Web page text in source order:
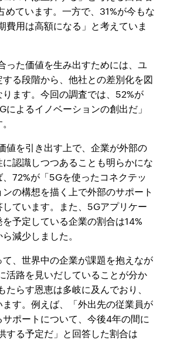
めています。一方で、31%が今もな
費用は高額になる」と考えていま
った価値を生み出すためには、ユ
る段階から、他社との差別化を図
ます。今回の調査では、52%が
によるイノベーションの創出だ」
値を引き出す上で、企業が外部の
認識しつつあることも明らかにな
72%が「5Gを使ったコネクテッ
ンの構想を描く上で外部のサポート
ています。また、5Gアプリケー
予定している企業の割合は14%
減少しました。
、世界中の企業が課題を抱えなが
活路を見いだしていることが分か
たらす恩恵は多岐に及んでおり、
す。例えば、「外出先の従業員が
ポートについて、今後4年の間に
する予定だ」と回答した割合は